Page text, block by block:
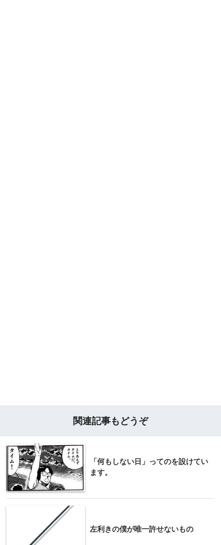
関連記事もどうぞ
「何もしない日」ってのを設けてい
ます。
左利きの僕が唯一許せないもの